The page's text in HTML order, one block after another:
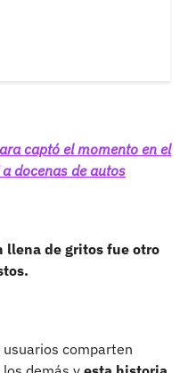
captó el momento en el
a docenas de autos
llena de gritos fue otro
usuarios comparten